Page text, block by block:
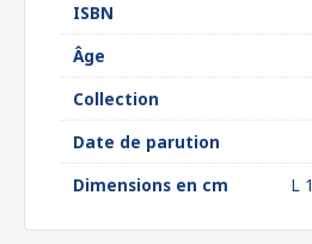
ISBN
Âge
Collection
Date de parution
Dimensions en cm
L